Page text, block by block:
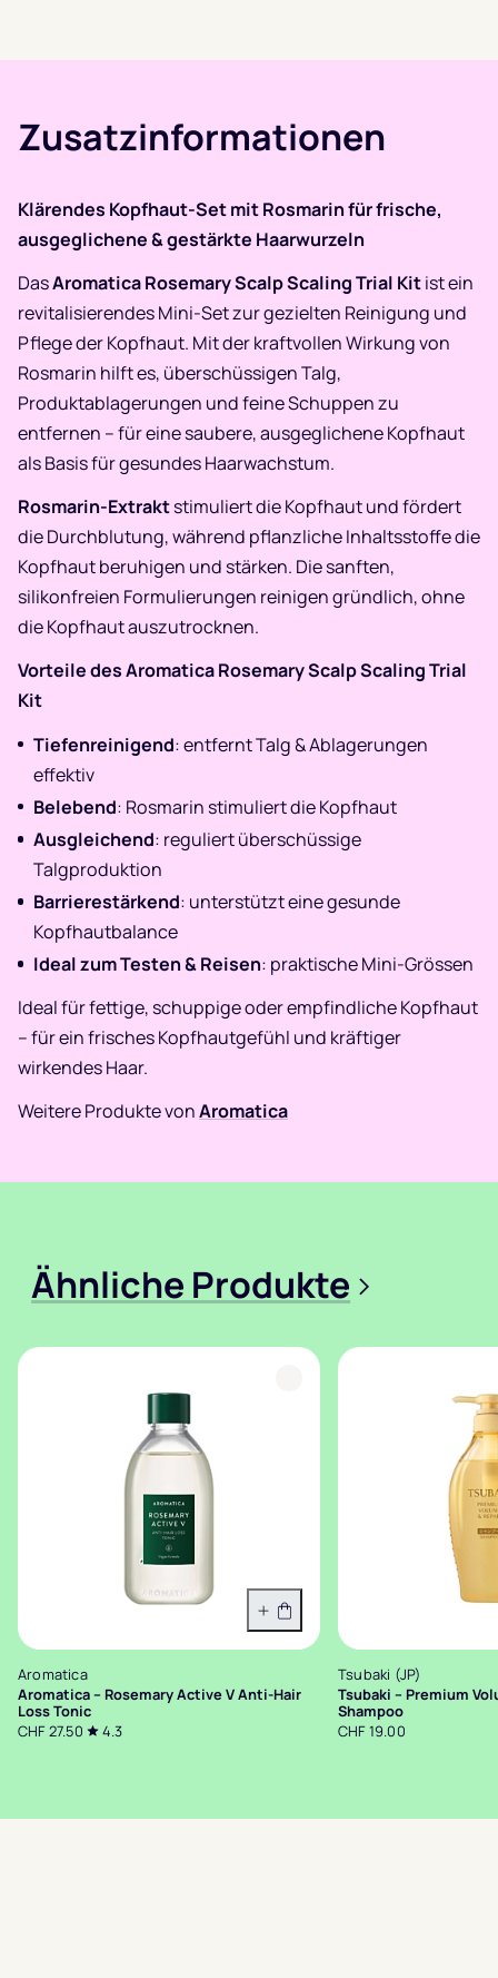
Zusatzinformationen
Klärendes Kopfhaut-Set mit Rosmarin für frische,
ausgeglichene & gestärkte Haarwurzeln
DasAromatica Rosemary Scalp Scaling Trial Kitist ein
revitalisierendes Mini-Set zur gezielten Reinigung und
Pflege der Kopfhaut. Mit der kraftvollen Wirkung von
Rosmarin hilft es, überschüssigen Talg,
Produktablagerungen und feine Schuppen zu
entfernen – für eine saubere, ausgeglichene Kopfhaut
als Basis für gesundes Haarwachstum.
Rosmarin-Extraktstimuliert die Kopfhaut und fördert
die Durchblutung, während pflanzliche Inhaltsstoffe die
Kopfhaut beruhigen und stärken. Die sanften,
silikonfreien Formulierungen reinigen gründlich, ohne
die Kopfhaut auszutrocknen.
Vorteile des Aromatica Rosemary Scalp Scaling Trial
Kit
Tiefenreinigend: entfernt Talg & Ablagerungen
effektiv
Belebend: Rosmarin stimuliert die Kopfhaut
Ausgleichend: reguliert überschüssige
Talgproduktion
Barrierestärkend: unterstützt eine gesunde
Kopfhautbalance
Ideal zum Testen & Reisen: praktische Mini-Grössen
Ideal für fettige, schuppige oder empfindliche Kopfhaut
– für ein frisches Kopfhautgefühl und kräftiger
wirkendes Haar.
Weitere Produkte vonAromatica
Ähnliche Produkte >
In den Warenkorb
Aromatica
Aromatica – Rosemary Active V Anti-Hair
Loss Tonic
CHF 27.50
4.3
Tsubaki (JP)
Tsubaki – Premium
Shampoo
CHF 19.00